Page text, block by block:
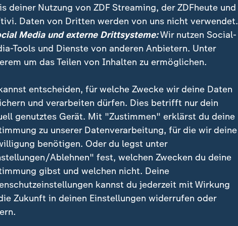
US-Präsidenten
weiter in der Ukraine-
US-Zölle: Rückschlag für
deiner Nutzung von ZDF Streaming, der ZDFheute und
Daten von Dritten werden von uns nicht verwendet.
Media und externe Drittsysteme:Wir nutzen Social-
Tools und Dienste von anderen Anbietern. Unter
um das Teilen von Inhalten zu ermöglichen.
entscheiden, für welche Zwecke wir deine Daten
und verarbeiten dürfen. Dies betrifft nur dein
genutztes Gerät. Mit "Zustimmen" erklärst du deine
zu unserer Datenverarbeitung, für die wir deine
benötigen. Oder du legst unter
Ablehnen" fest, welchen Zwecken du deine
gibst und welchen nicht. Deine
kannst du jederzeit mit Wirkung
Zukunft in deinen Einstellungen widerrufen oder